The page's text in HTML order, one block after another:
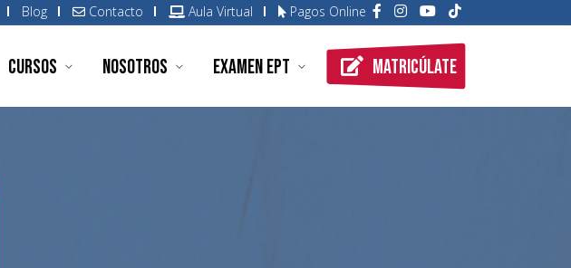
Blog Contacto Aula Virtual Pagos Online
Cursos Nosotros Examen EPT Matricúlate